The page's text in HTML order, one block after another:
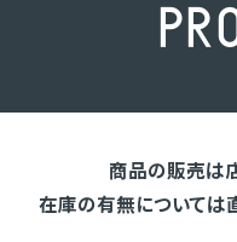
PR
商品の販売は
在庫の有無については